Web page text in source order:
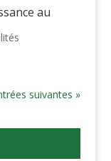
au
suivantes »